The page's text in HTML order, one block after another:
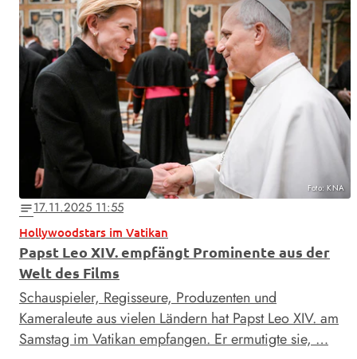
Foto: KNA
notes17.11.2025 11:55
Hollywoodstars im Vatikan
Papst Leo XIV. empfängt Prominente aus der
Welt des Films
Schauspieler, Regisseure, Produzenten und
Kameraleute aus vielen Ländern hat Papst Leo XIV. am
Samstag im Vatikan empfangen. Er ermutigte sie, …